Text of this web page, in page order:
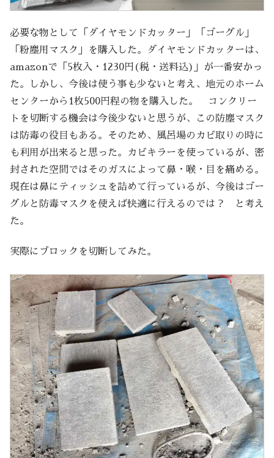
必要な物として「ダイヤモンドカッター」「ゴーグル」
「粉塵用マスク」を購入した。ダイヤモンドカッターは、
amazonで「5枚入・1230円(税・送料込)」が一番安かっ
た。しかし、今後は使う事も少ないと考え、地元のホーム
センターから1枚500円程の物を購入した。 コンクリー
トを切断する機会は今後少ないと思うが、この防塵マスク
は防毒の役目もある。そのため、風呂場のカビ取りの時に
も利用が出来ると思った。カビキラーを使っているが、密
封された空間ではそのガスによって鼻・喉・目を痛める。
現在は鼻にティッシュを詰めて行っているが、今後はゴー
グルと防毒マスクを使えば快適に行えるのでは？ と考え
た。
実際にブロックを切断してみた。